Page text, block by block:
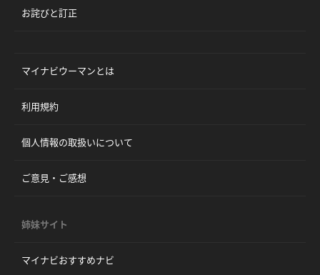
お詫びと訂正
マイナビウーマンとは
利用規約
個人情報の取扱いについて
ご意見・ご感想
姉妹サイト
マイナビおすすめナビ